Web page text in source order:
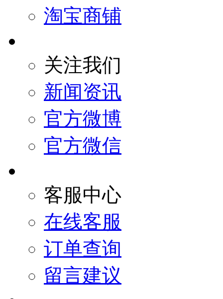
淘宝商铺
关注我们
新闻资讯
官方微博
官方微信
客服中心
在线客服
订单查询
留言建议